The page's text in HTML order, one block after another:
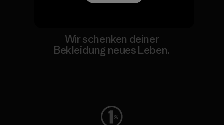
Wir schenken deiner
Bekleidung neues Leben.